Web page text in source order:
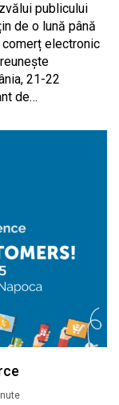
publicului
de o lună până
electronic
21-22
de…